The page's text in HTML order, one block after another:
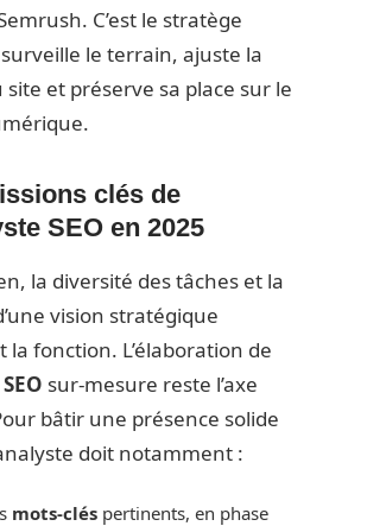
C’est le stratège
le terrain, ajuste la
site et préserve sa place sur le
clés de
SEO en 2025
la diversité des tâches et la
vision stratégique
fonction. L’élaboration de
sur-mesure reste l’axe
bâtir une présence solide
doit notamment :
mots-clés pertinents, en phase